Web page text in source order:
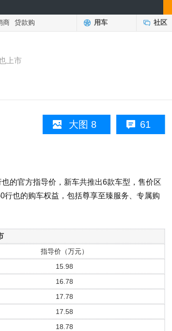
商 贷款购 用车 社区
上市
61
大图 8
官方指导价，新车共推出6款车型，售价区
也的购车权益，包括尊享至臻服务、专属购
指导价（万元）
15.98
16.78
17.78
17.58
18.78